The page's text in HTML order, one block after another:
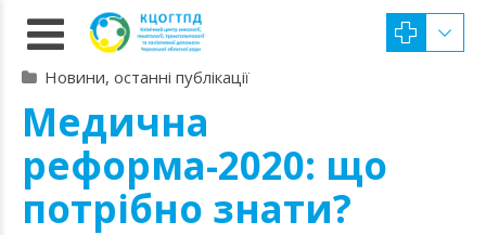
Новини, останні публікації
Медична
реформа-2020: що
потрібно знати?